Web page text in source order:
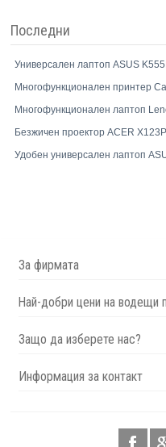
Последни
Универсален лаптоп ASUS
Многофункционален принтер
Многофункционален лаптоп
Безжичен проектор ACER
Удобен универсален лаптоп
За фирмата
Най-добри цени на водещи
Защо да изберете нас?
Информация за контакт